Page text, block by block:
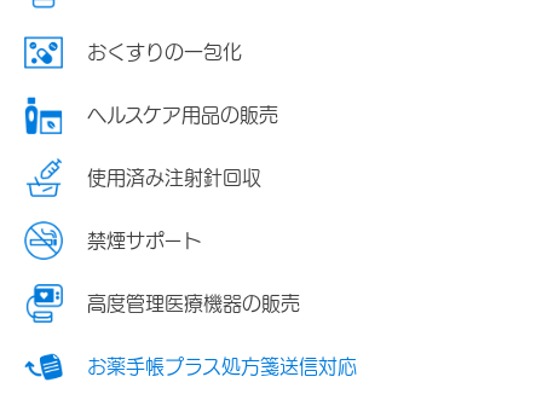
おくすりの一包化
ヘルスケア用品の販売
使用済み注射針回収
禁煙サポート
高度管理医療機器の販売
お薬手帳プラス処方箋送信対応